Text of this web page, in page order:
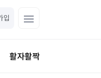
입
활자활짝